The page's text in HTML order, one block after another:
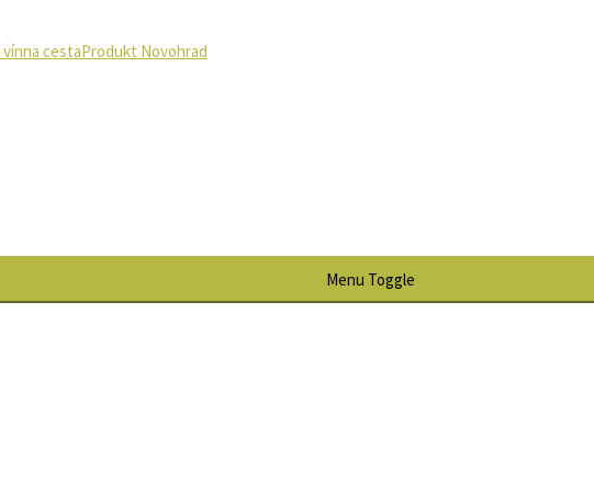
cestaProdukt Novohrad
Menu Toggle